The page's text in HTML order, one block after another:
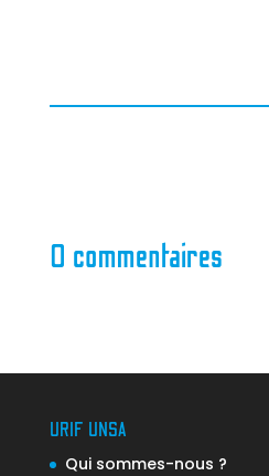
0 commentaires
URIF UNSA
Qui sommes-nous ?